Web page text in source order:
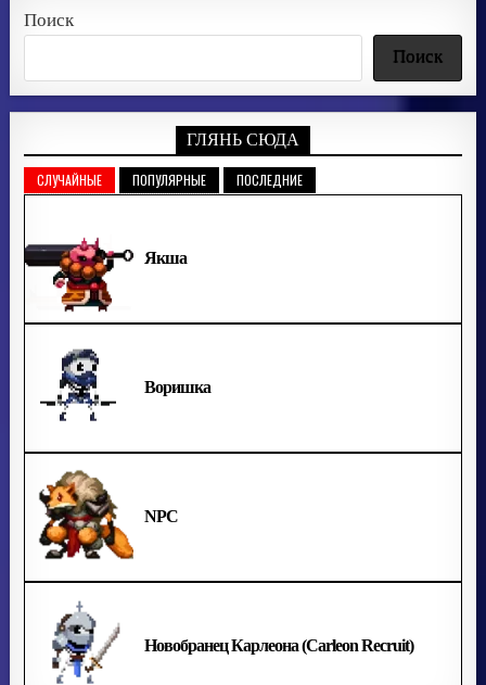
Поиск
Поиск
ГЛЯНЬ СЮДА
СЛУЧАЙНЫЕ ПОПУЛЯРНЫЕ ПОСЛЕДНИЕ
Якша
Воришка
NPC
Новобранец Карлеона (Carleon Recruit)